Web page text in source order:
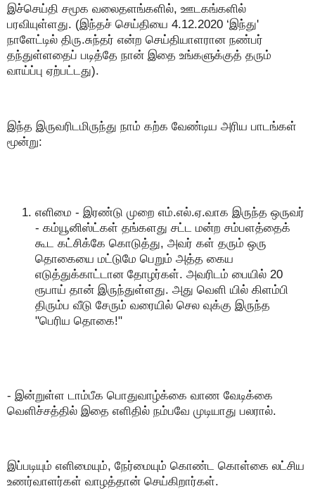
இச்செய்தி சமூக வலைதளங்களில், ஊடகங்களில்
பரவியுள்ளது. (இந்தச் செய்தியை 4.12.2020 ‘இந்து'
நாளேட்டில் திரு.சுந்தர் என்ற செய்தியாளரான நண்பர்
தந்துள்ளதைப் படித்தே நான் இதை உங்களுக்குத் தரும்
வாய்ப்பு ஏற்பட்டது).
இந்த இருவரிடமிருந்து நாம் கற்க வேண்டிய அரிய பாடங்கள்
மூன்று:
எளிமை - இரண்டு முறை எம்.எல்.ஏ.வாக இருந்த ஒருவர்
- கம்யூனிஸ்ட்கள் தங்களது சட்ட மன்ற சம்பளத்தைக்
கூட கட்சிக்கே கொடுத்து, அவர் கள் தரும் ஒரு
தொகையை மட்டுமே பெறும் அத்த கைய
எடுத்துக்காட்டான தோழர்கள். அவரிடம் பையில் 20
ரூபாய் தான் இருந்துள்ளது. அது வெளி யில் கிளம்பி
திரும்ப வீடு சேரும் வரையில் செல வுக்கு இருந்த
"பெரிய தொகை!"
- இன்றுள்ள டாம்பீக பொதுவாழ்க்கை வாண வேடிக்கை
வெளிச்சத்தில் இதை எளிதில் நம்பவே முடியாது பலரால்.
இப்படியும் எளிமையும், நேர்மையும் கொண்ட கொள்கை லட்சிய
உணர்வாளர்கள் வாழத்தான் செய்கிறார்கள்.